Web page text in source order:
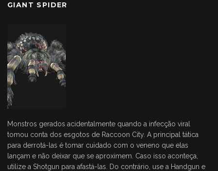
GIANT SPIDER
Monstros gerados acidentalmente quando a infecção viral
tomou conta dos esgotos de Raccoon City. A principal tática
para derrotá-las é tomar cuidado com o veneno que elas
lançam e não deixar que se aproximem. Caso isso aconteça,
utilize a Shotgun para afastá-las. Do contrário, use a Handgun e